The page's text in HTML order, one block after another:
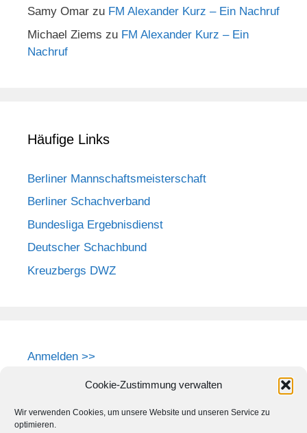
Cookie-Zustimmung verwalten
Wir verwenden Cookies, um unsere Website und unseren Service zu
optimieren.
Samy Omar zu FM Alexander Kurz – Ein Nachruf
Michael Ziems zu FM Alexander Kurz – Ein
Nachruf
Häufige Links
Berliner Mannschaftsmeisterschaft
Berliner Schachverband
Bundesliga Ergebnisdienst
Deutscher Schachbund
Kreuzbergs DWZ
Anmelden >>